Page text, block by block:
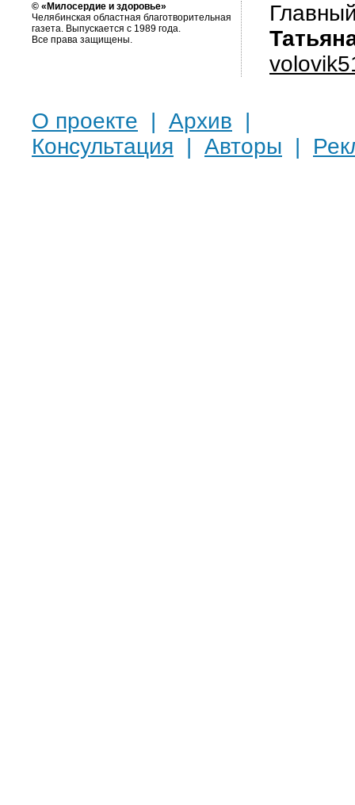
© «Милосердие и здоровье»
Челябинская областная благотворительная
газета. Выпускается с 1989 года.
Все права защищены.
О проекте | Архив |
Консультация | Авторы |